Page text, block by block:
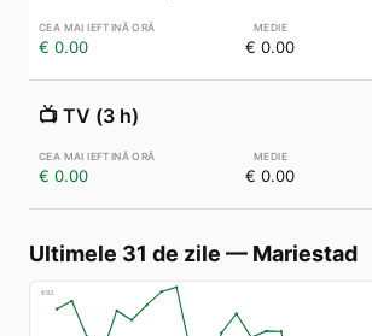
€ 0.00 € 0.00
📺 TV (3 h)
€ 0.00 € 0.00
Ultimele 31 de zile — Mariestad
€83